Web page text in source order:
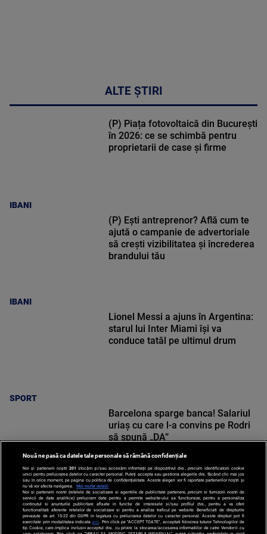
ALTE ȘTIRI
IBANI
(P) Piața fotovoltaică din București
în 2026: ce se schimbă pentru
proprietarii de case și firme
IBANI
(P) Ești antreprenor? Află cum te
ajută o campanie de advertoriale
să crești vizibilitatea și încrederea
brandului tău
SPORT
Lionel Messi a ajuns în Argentina:
starul lui Inter Miami își va
conduce tatăl pe ultimul drum
SPORT
Barcelona sparge banca! Salariul
uriaș cu care l-a convins pe Rodri
să spună „DA”
Nouă ne pasă ca datele tale personale să rămână confidențiale
Noi și partenerii noștri 201 stocăm și/sau accesăm informații pe dispozitivul dvs., precum identificatorii cookie
unici pentru prelucrarea datelor cu caracter personal. Puteți accepta sau gestiona alegerile dvs. făcând clic mai jos
sau în orice moment, pe pagina cu politica de confidențialitate. Aceste alegeri vor fi raportate partenerilor noștri și
nu vă vor afecta navigarea.
Mai multe detalii
Noi si partenerii nostri (retelele de socializare si agentiile de publicitate partenere, precum si furnizorii nostri de
servicii de date analitice) prelucram date pentru a permite website-ului sa functioneze, pentru a personaliza
continutul si anunturile publicitare afisate in functie de interesele si/sau profilul dvs., pentru a va oferi
functionalitati aferente retelelor de socializare si pentru a analiza traficul pe website. Beneficiati de drepturile
prevazute de art. 15-22 din GDPR in legatura cu prelucrarea datelor cu caracter personal. Aceste drepturi pot fi
exercitate prin modalitatea indicataaici . Prin click pe “ACCEPT TOATE”, acceptati folosirea tuturor Tehnologiilor de
tip Cookie, care implica inclusiv acceptul dvs. cu privire la stocarea/accesarea informatiilor de catre Vendor-ii cu